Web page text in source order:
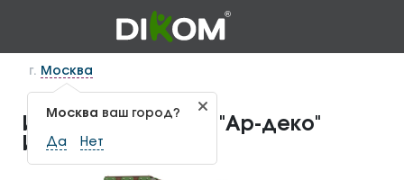
г. Москва
Москва ваш город?
Да Нет
Игровой комплекс "Ар-деко"
ИКС-1.128